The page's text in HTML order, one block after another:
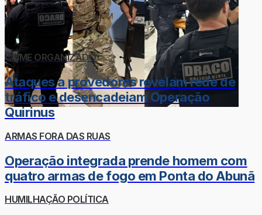
CRIME ORGANIZADO
Ataques a provedores revelam rede de
tráfico e desencadeiam Operação
Quirinus
ARMAS FORA DAS RUAS
Operação integrada prende homem com
quatro armas de fogo em Ponta do Abunã
HUMILHAÇÃO POLÍTICA